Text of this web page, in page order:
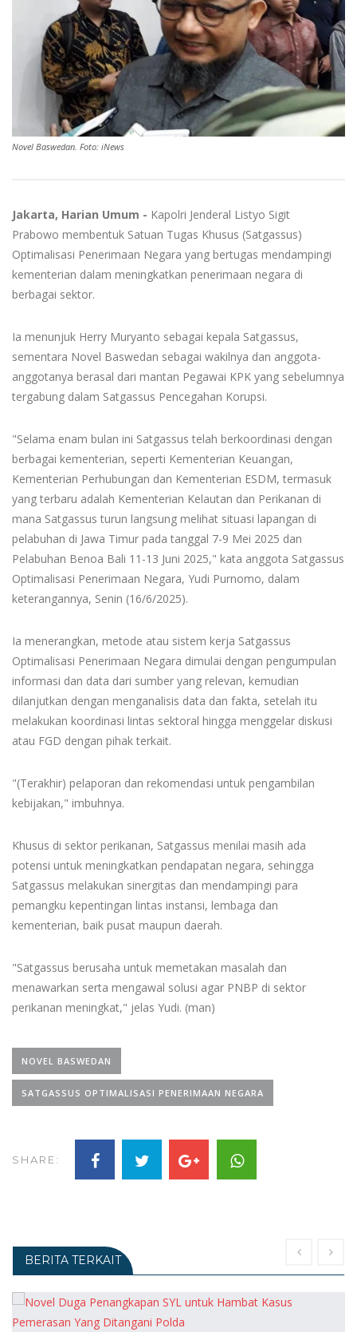
Novel Baswedan. Foto: iNews
Jakarta, Harian Umum - Kapolri Jenderal Listyo Sigit
Prabowo membentuk Satuan Tugas Khusus (Satgassus)
Optimalisasi Penerimaan Negara yang bertugas mendampingi
kementerian dalam meningkatkan penerimaan negara di
berbagai sektor.
Ia menunjuk Herry Muryanto sebagai kepala Satgassus,
sementara Novel Baswedan sebagai wakilnya dan anggota-
anggotanya berasal dari mantan Pegawai KPK yang sebelumnya
tergabung dalam Satgassus Pencegahan Korupsi.
"Selama enam bulan ini Satgassus telah berkoordinasi dengan
berbagai kementerian, seperti Kementerian Keuangan,
Kementerian Perhubungan dan Kementerian ESDM, termasuk
yang terbaru adalah Kementerian Kelautan dan Perikanan di
mana Satgassus turun langsung melihat situasi lapangan di
pelabuhan di Jawa Timur pada tanggal 7-9 Mei 2025 dan
Pelabuhan Benoa Bali 11-13 Juni 2025," kata anggota Satgassus
Optimalisasi Penerimaan Negara, Yudi Purnomo, dalam
keterangannya, Senin (16/6/2025).
Ia menerangkan, metode atau sistem kerja Satgassus
Optimalisasi Penerimaan Negara dimulai dengan pengumpulan
informasi dan data dari sumber yang relevan, kemudian
dilanjutkan dengan menganalisis data dan fakta, setelah itu
melakukan koordinasi lintas sektoral hingga menggelar diskusi
atau FGD dengan pihak terkait.
"(Terakhir) pelaporan dan rekomendasi untuk pengambilan
kebijakan," imbuhnya.
Khusus di sektor perikanan, Satgassus menilai masih ada
potensi untuk meningkatkan pendapatan negara, sehingga
Satgassus melakukan sinergitas dan mendampingi para
pemangku kepentingan lintas instansi, lembaga dan
kementerian, baik pusat maupun daerah.
"Satgassus berusaha untuk memetakan masalah dan
menawarkan serta mengawal solusi agar PNBP di sektor
perikanan meningkat," jelas Yudi. (man)
NOVEL BASWEDAN
SATGASSUS OPTIMALISASI PENERIMAAN NEGARA
SHARE:
BERITA TERKAIT